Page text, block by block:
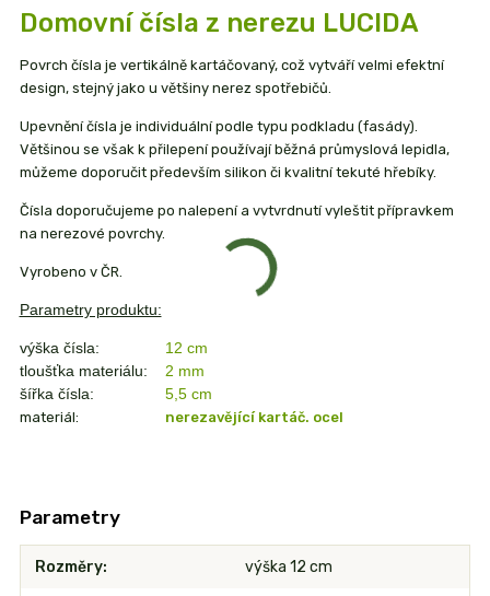
Domovní čísla z nerezu LUCIDA
Povrch čísla je vertikálně kartáčovaný, což vytváří velmi efektní
design, stejný jako u většiny nerez spotřebičů.
Upevnění čísla je individuální podle typu podkladu (fasády).
Většinou se však k přilepení používají běžná průmyslová lepidla,
můžeme doporučit především silikon či kvalitní tekuté hřebíky.
Čísla doporučujeme po nalepení a vytvrdnutí vyleštit přípravkem
na nerezové povrchy.
Vyrobeno v ČR.
Parametry produktu:
výška čísla:
12 cm
tloušťka materiálu:
2 mm
šířka čísla:
5,5 cm
materiál: nerezavějící kartáč. ocel
Parametry
Rozměry výška 12 cm